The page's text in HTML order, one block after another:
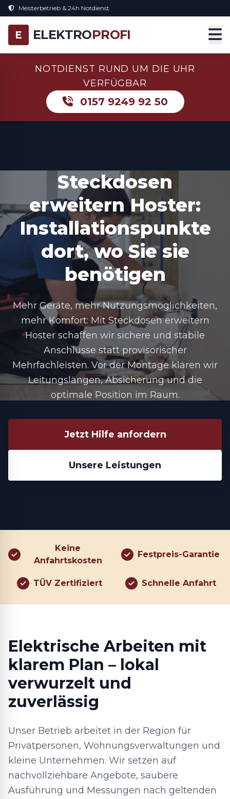
Meisterbetrieb & 24h Notdienst
E ELEKTROPROFI
NOTDIENST RUND UM DIE UHR
VERFÜGBAR
0157 9249 92 50
Steckdosen
erweitern Hoster:
Installationspunkte
dort, wo Sie sie
benötigen
Mehr Geräte, mehr Nutzungsmöglichkeiten,
mehr Komfort: Mit Steckdosen erweitern
Hoster schaffen wir sichere und stabile
Anschlüsse statt provisorischer
Mehrfachleisten. Vor der Montage klären wir
Leitungslängen, Absicherung und die
optimale Position im Raum.
Jetzt Hilfe anfordern
Unsere Leistungen
Keine
Anfahrtskosten
Festpreis-Garantie
TÜV Zertifiziert Schnelle Anfahrt
Elektrische Arbeiten mit
klarem Plan – lokal
verwurzelt und
zuverlässig
Unser Betrieb arbeitet in der Region für
Privatpersonen, Wohnungsverwaltungen und
kleine Unternehmen. Wir setzen auf
nachvollziehbare Angebote, saubere
Ausführung und Messungen nach geltenden